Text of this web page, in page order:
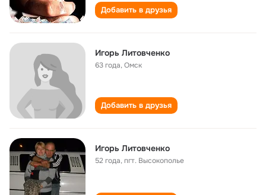
Добавить в друзья
Игорь Литовченко
63 года,Омск
Добавить в друзья
Игорь Литовченко
52 года,пгт. Высокополье